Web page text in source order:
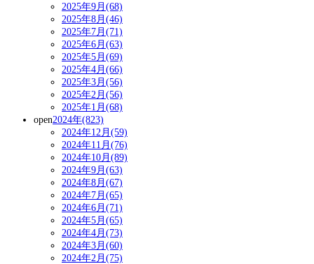
2025年9月(68)
2025年8月(46)
2025年7月(71)
2025年6月(63)
2025年5月(69)
2025年4月(66)
2025年3月(56)
2025年2月(56)
2025年1月(68)
open2024年(823)
2024年12月(59)
2024年11月(76)
2024年10月(89)
2024年9月(63)
2024年8月(67)
2024年7月(65)
2024年6月(71)
2024年5月(65)
2024年4月(73)
2024年3月(60)
2024年2月(75)